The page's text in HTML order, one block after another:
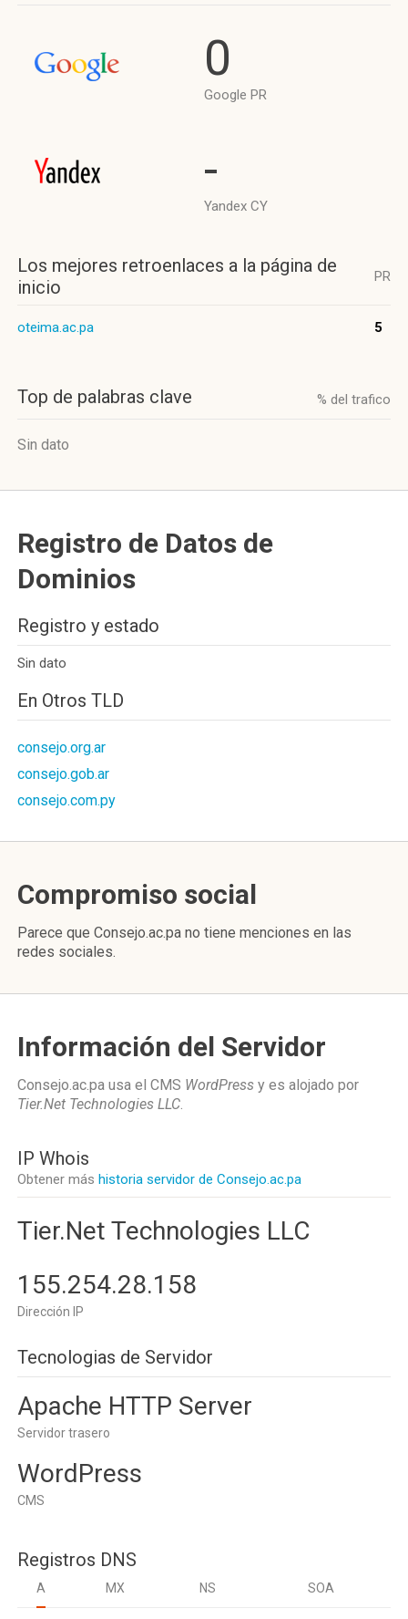
0
Google PR
-
Yandex CY
Los mejores retroenlaces a la página de
inicio
PR
oteima.ac.pa 5
Top de palabras clave % del trafico
Sin dato
Registro de Datos de
Dominios
Registro y estado
Sin dato
En Otros TLD
consejo.org.ar
consejo.gob.ar
consejo.com.py
Compromiso social
Parece que Consejo.ac.pa no tiene menciones en las
redes sociales.
Información del Servidor
Consejo.ac.pa usa el CMS WordPress y es alojado por
Tier.Net Technologies LLC.
IP Whois
Obtener más historia servidor de Consejo.ac.pa
Tier.Net Technologies LLC
155.254.28.158
Dirección IP
Tecnologias de Servidor
Apache HTTP Server
Servidor trasero
WordPress
CMS
Registros DNS
A MX NS SOA